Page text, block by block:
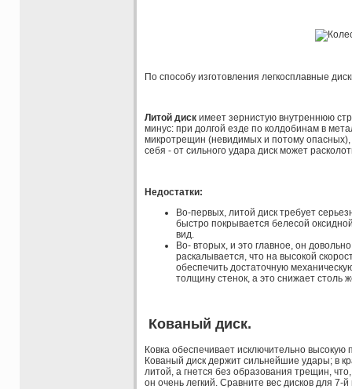
По способу изготовления легкосплавные
Литой дискимеет зернистую внутреннюю
минус: при долгой езде по колдобинам в
микротрещин (невидимых и потому
себя - от сильного удара диск может
Недостатки:
Во-первых, литой диск требует
быстро покрывается белесой
вид.
Во- вторых, и это главное, он
раскалывается, что на высокой
обеспечить достаточную
толщину стенок, а это снижает столь
Кованый диск.
Ковка обеспечивает исключительно высокую
Кованый диск держит сильнейшие удары; в
литой, а гнется без образования трещин,
он очень легкий. Сравните вес дисков для 7-